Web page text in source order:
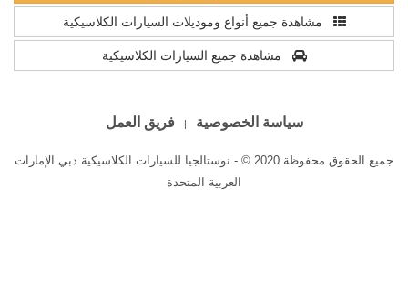
مشاهدة جميع أنواع وموديلات السيارات الكلاسيكية
مشاهدة جميع السيارات الكلاسيكية
سياسة الخصوصية فريق العمل
جميع الحقوق محفوظة 2020 © - نوستالجيا للسيارات الكلاسيكية دبي الإمارات
العربية المتحدة